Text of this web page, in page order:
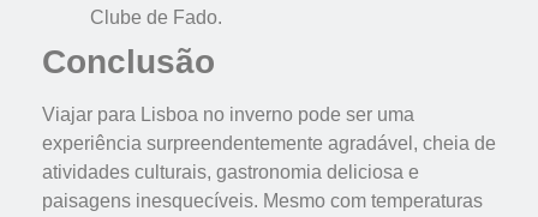
Clube de Fado.
Conclusão
Viajar para Lisboa no inverno pode ser uma
experiência surpreendentemente agradável, cheia de
atividades culturais, gastronomia deliciosa e
paisagens inesquecíveis. Mesmo com temperaturas